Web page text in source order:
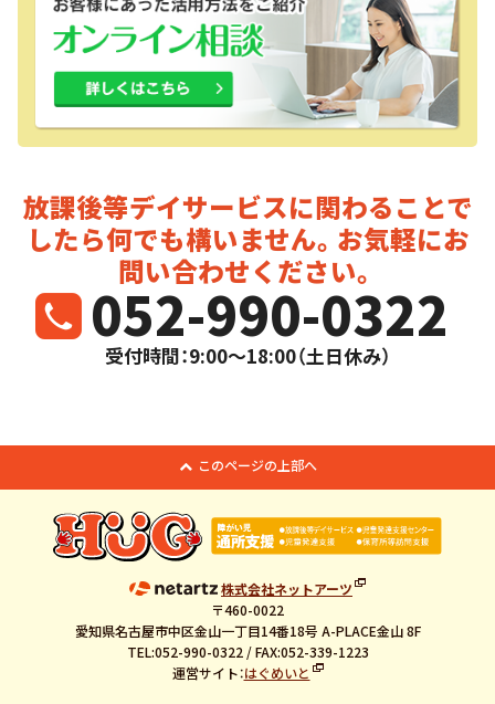
放課後等デイサービスに関わることで
したら何でも構いません。お気軽にお
問い合わせください。
052-990-0322
受付時間：9:00～18:00（土日休み）
このページの上部へ
株式会社ネットアーツ
〒460-0022
愛知県名古屋市中区金山一丁目14番18号 A-PLACE金山 8F
TEL:052-990-0322 / FAX:052-339-1223
運営サイト：はぐめいと